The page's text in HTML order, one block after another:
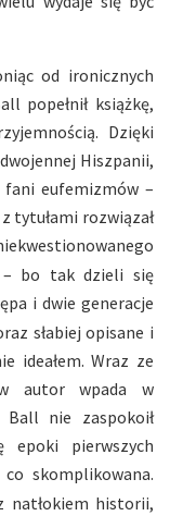
od ironicznych
popełnił książkę,
Dzięki
Hiszpanii,
eufemizmów –
tytułami rozwiązał
– bo tak dzieli się
i dwie generacje
słabiej opisane i
ideałem. Wraz ze
autor wpada w
nie zaspokoił
pierwszych
skomplikowana.
natłokiem historii,